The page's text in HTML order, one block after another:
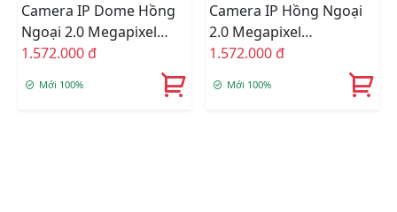
Camera IP Dome Hồng
Ngoại 2.0 Megapixel
HIKVISION DS-
1.572.000 đ
Mới 100%
Camera IP Hồng Ngoại
2.0 Megapixel
HIKVISION DS-
1.572.000 đ
Mới 100%